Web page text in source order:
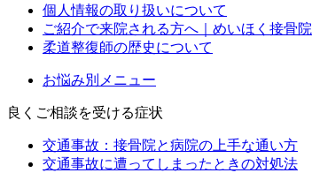
個人情報の取り扱いについて
ご紹介で来院される方へ｜めいほく接骨院
柔道整復師の歴史について
お悩み別メニュー
良くご相談を受ける症状
交通事故：接骨院と病院の上手な通い方
交通事故に遭ってしまったときの対処法